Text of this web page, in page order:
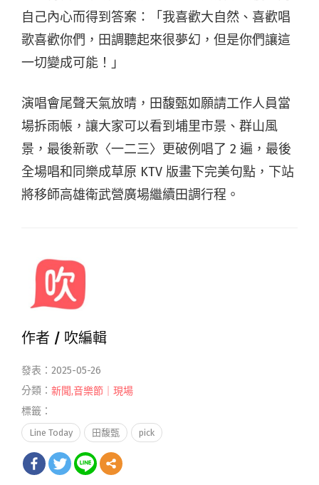
自己內心而得到答案：「我喜歡大自然、喜歡唱
歌喜歡你們，田調聽起來很夢幻，但是你們讓這
一切變成可能！」
演唱會尾聲天氣放晴，田馥甄如願請工作人員當
場拆雨帳，讓大家可以看到埔里市景、群山風
景，最後新歌〈一二三〉更破例唱了 2 遍，最後
全場唱和同樂成草原 KTV 版畫下完美句點，下站
將移師高雄衛武營廣場繼續田調行程。
作者 / 吹編輯
發表：2025-05-26
分類： 新聞,音樂節｜現場
標籤：
Line Today 田馥甄 pick